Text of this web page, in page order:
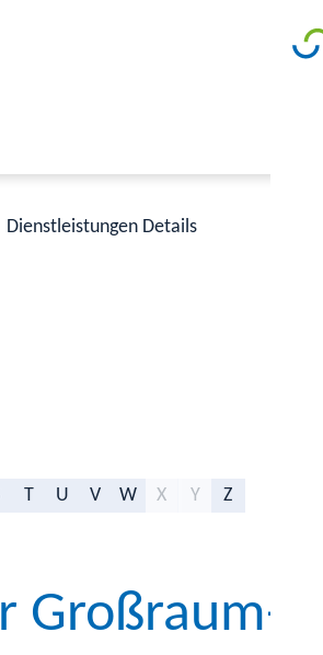
Dienstleistungen Details
T U V W X Y Z